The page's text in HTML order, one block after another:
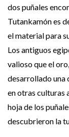
dos puñales
Tutankamón es
el material para
Los antiguos
valioso que el
desarrollado una
en otras culturas
hoja de los
descubrieron la